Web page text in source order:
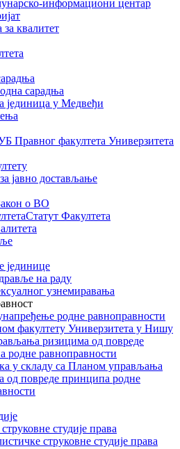
информациони центар
за квалитет
сарадња
јединица у Медвеђи
факултета Универзитета
јавно достављање
о ВО
Статут Факултета
јединице
на раду
узнемиравања
родне равноправности
факултету Универзитета у Нишу
ризицима од повреде
родне равноправности
у складу са Планом управљања
од повреде принципа родне
студије права
струковне студије права